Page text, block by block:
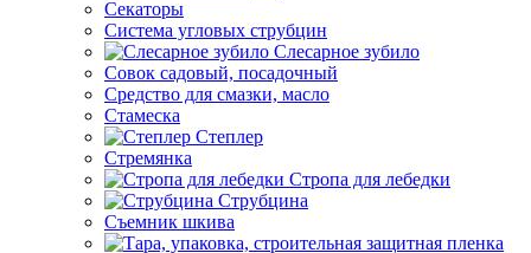
Секаторы
Система угловых струбцин
Слесарное зубило
Совок садовый, посадочный
Средство для смазки, масло
Стамеска
Степлер
Стремянка
Стропа для лебедки
Струбцина
Съемник шкива